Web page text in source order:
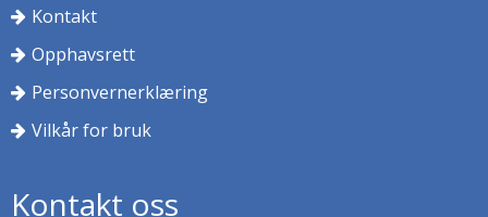
Kontakt
Opphavsrett
Personvernerklæring
Vilkår for bruk
Kontakt oss